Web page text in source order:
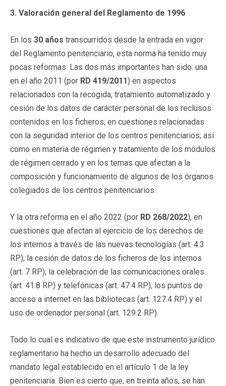
3. Valoración general del Reglamento de 1996
En los 30 años transcurridos desde la entrada en vigor
del Reglamento penitenciario, esta norma ha tenido muy
pocas reformas. Las dos más importantes han sido: una
en el año 2011 (por RD 419/2011) en aspectos
relacionados con la recogida, tratamiento automatizado y
cesión de los datos de carácter personal de los reclusos
contenidos en los ficheros; en cuestiones relacionadas
con la seguridad interior de los centros penitenciarios; así
como en materia de régimen y tratamiento de los módulos
de régimen cerrado y en los temas que afectan a la
composición y funcionamiento de algunos de los órganos
colegiados de los centros penitenciarios.
Y la otra reforma en el año 2022 (por RD 268/2022), en
cuestiones que afectan al ejercicio de los derechos de
los internos a través de las nuevas tecnologías (art. 4.3
RP); la cesión de datos de los ficheros de los internos
(art. 7 RP); la celebración de las comunicaciones orales
(art. 41.8 RP) y telefónicas (art. 47.4 RP); los puntos de
acceso a internet en las bibliotecas (art. 127.4 RP) y el
uso de ordenador personal (art. 129.2 RP).
Todo lo cual es indicativo de que este instrumento jurídico
reglamentario ha hecho un desarrollo adecuado del
mandato legal establecido en el artículo 1 de la ley
penitenciaria. Bien es cierto que, en treinta años, se han